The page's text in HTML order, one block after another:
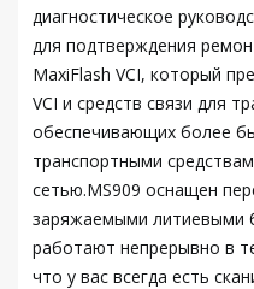
диагностическое
для подтверждения
MaxiFlash VCI, который
VCI и средств связи для
обеспечивающих более
транспортными
сетью.MS909 оснащен
заряжаемыми литиевыми
работают непрерывно в
что у вас всегда есть